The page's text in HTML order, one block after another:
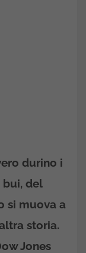
durino i
del
si muova a
storia.
Jones